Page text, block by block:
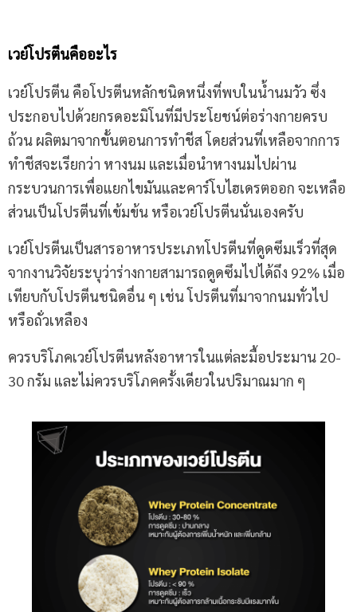
เวย์โปรตีนคืออะไร
เวย์โปรตีน คือโปรตีนหลักชนิดหนึ่งที่พบในน้ำนมวัว ซึ่ง
ประกอบไปด้วยกรดอะมิโนที่มีประโยชน์ต่อร่างกายครบ
ถ้วน ผลิตมาจากขั้นตอนการทำชีส โดยส่วนที่เหลือจากการ
ทำชีสจะเรียกว่า หางนม และเมื่อนำหางนมไปผ่าน
กระบวนการเพื่อแยกไขมันและคาร์โบไฮเดรตออก จะเหลือ
ส่วนเป็นโปรตีนที่เข้มข้น หรือเวย์โปรตีนนั่นเองครับ
เวย์โปรตีนเป็นสารอาหารประเภทโปรตีนที่ดูดซึมเร็วที่สุด
จากงานวิจัยระบุว่าร่างกายสามารถดูดซึมไปได้ถึง 92% เมื่อ
เทียบกับโปรตีนชนิดอื่น ๆ เช่น โปรตีนที่มาจากนมทั่วไป
หรือถั่วเหลือง
ควรบริโภคเวย์โปรตีนหลังอาหารในแต่ละมื้อประมาน 20-
30 กรัม และไม่ควรบริโภคครั้งเดียวในปริมาณมาก ๆ